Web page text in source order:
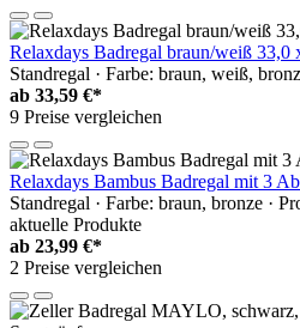
Relaxdays Badregal braun/weiß 33,0
Standregal · Farbe: braun, weiß,
ab 33,59 €*
9 Preise vergleichen
Relaxdays Bambus Badregal mit 3
Standregal · Farbe: braun, bronze ·
aktuelle Produkte
ab 23,99 €*
2 Preise vergleichen